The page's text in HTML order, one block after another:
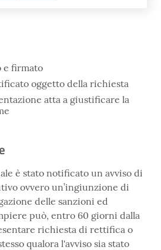
e firmato
oggetto della richiesta
atta a giustificare la
è stato notificato un avviso di
ovvero un’ingiunzione di
delle sanzioni ed
può, entro 60 giorni dalla
richiesta di rettifica o
qualora l'avviso sia stato